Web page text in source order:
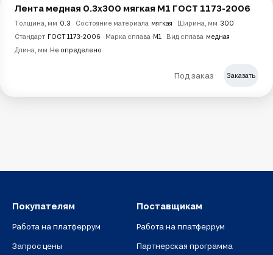
Лента медная 0.3х300 мягкая М1 ГОСТ 1173-2006
Толщина, мм 0.3 Состояние материала мягкая Ширина, мм 300
Стандарт ГОСТ 1173-2006 Марка сплава М1 Вид сплава медная
Длина, мм Не определено
Под заказ Заказать
Покупателям
Работа на платферрум
Запрос цены
Поставщикам
Работа на платферрум
Партнерская программа